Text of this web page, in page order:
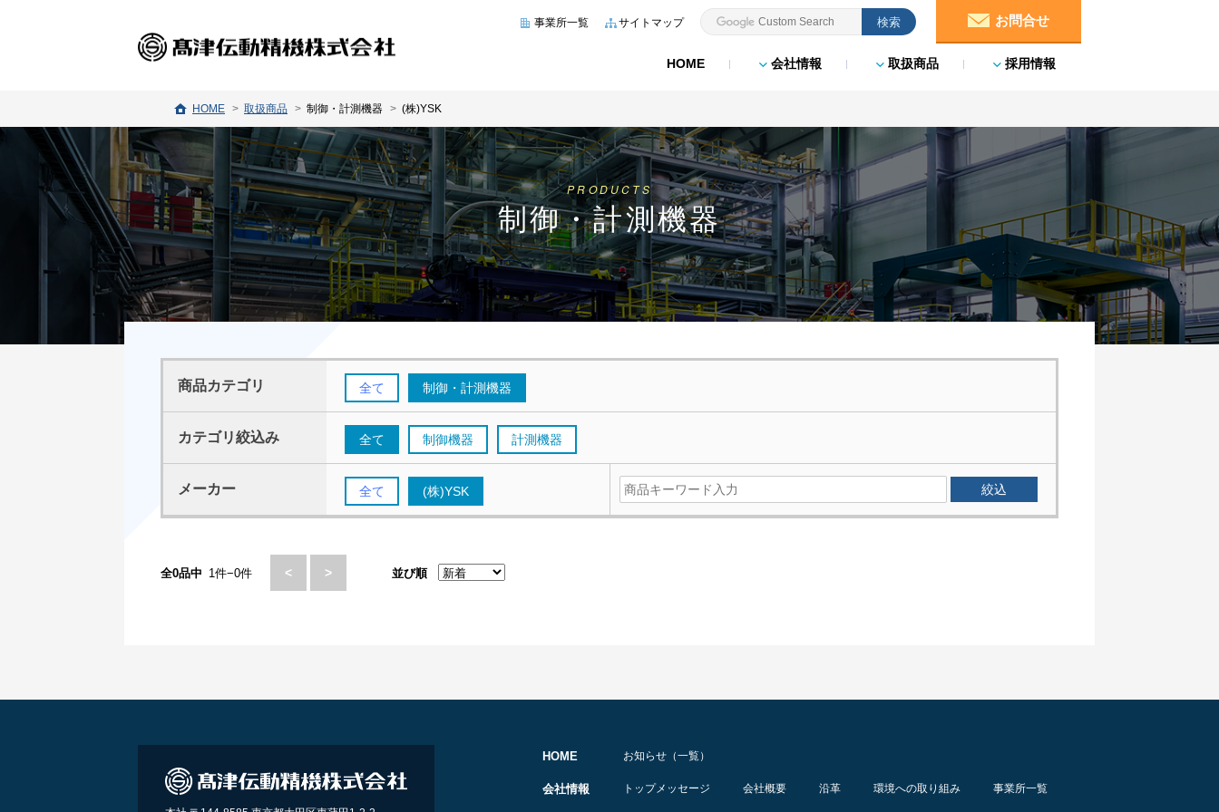
HOME 会社情報 取扱商品 採用情報
事業所一覧 サイトマップ お問合せ
HOME 取扱商品 制御・計測機器 (株)YSK
PRODUCTS
制御・計測機器
商品カテゴリ 全て 制御・計測機器
カテゴリ絞込み 全て 制御機器 計測機器
メーカー 全て (株)YSK
全0品中 1件−0件 < > 並び順
HOME お知らせ（一覧）
会社情報 トップメッセージ 会社概要 沿革 環境への取り組み 事業所一覧